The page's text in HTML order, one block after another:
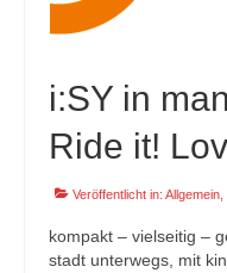
i:SY in
Ride it!
Veröffentlicht in: Allgemein
kompakt – vielseitig –
stadt unterwegs, mit